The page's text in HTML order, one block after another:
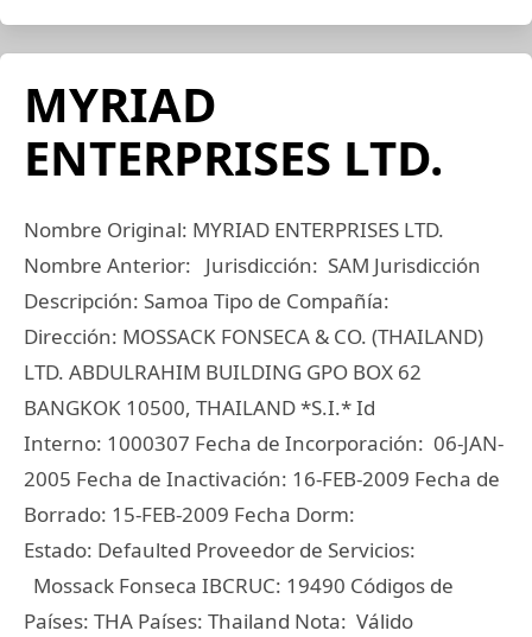
MYRIAD
ENTERPRISES LTD.
Nombre Original: MYRIAD ENTERPRISES LTD.
Nombre Anterior: Jurisdicción: SAM Jurisdicción
Descripción: Samoa Tipo de Compañía:
Dirección: MOSSACK FONSECA & CO. (THAILAND)
LTD. ABDULRAHIM BUILDING GPO BOX 62
BANGKOK 10500, THAILAND *S.I.* Id
Interno: 1000307 Fecha de Incorporación: 06-JAN-
2005 Fecha de Inactivación: 16-FEB-2009 Fecha de
Borrado: 15-FEB-2009 Fecha Dorm:
Estado: Defaulted Proveedor de Servicios:
Mossack Fonseca IBCRUC: 19490 Códigos de
Países: THA Países: Thailand Nota: Válido